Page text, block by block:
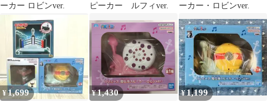
ーカー ロビンver.
ピーカー ルフィver.
ーカー・ロビンver.
¥1,699 ¥1,430 ¥1,199